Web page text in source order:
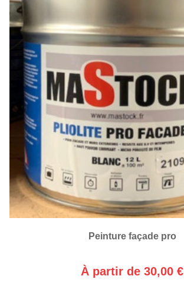
Peinture façade pro
À partir de 30,00 €